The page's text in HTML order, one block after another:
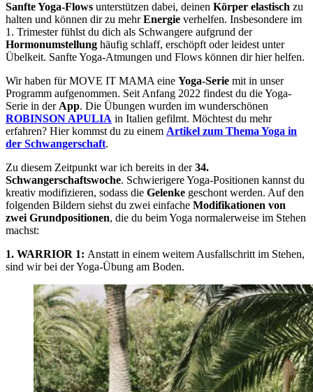
Sanfte Yoga-Flows unterstützen dabei, deinen Körper elastisch zu
halten und können dir zu mehrEnergie verhelfen. Insbesondere im
1. Trimester fühlst du dich als Schwangere aufgrund der
Hormonumstellung häufig schlaff, erschöpft oder leidest unter
Übelkeit. Sanfte Yoga-Atmungen und Flows können dir hier helfen.
Wir haben für MOVE IT MAMA eine Yoga-Serie mit in unser
Programm aufgenommen. Seit Anfang 2022 findest du die Yoga-
Serie in derApp. Die Übungen wurden im wunderschönen
ROBINSON APULIA in Italien gefilmt. Möchtest du mehr
erfahren? Hier kommst du zu einem Artikel zum Thema Yoga in
der Schwangerschaft.
Zu diesem Zeitpunkt war ich bereits in der34.
Schwangerschaftswoche. Schwierigere Yoga-Positionen kannst du
kreativ modifizieren, sodass die Gelenke geschont werden. Auf den
folgenden Bildern siehst du zwei einfache Modifikationen von
zwei Grundpositionen, die du beim Yoga normalerweise im Stehen
machst:
1. WARRIOR 1: Anstatt in einem weitem Ausfallschritt im Stehen,
sind wir bei der Yoga-Übung am Boden.